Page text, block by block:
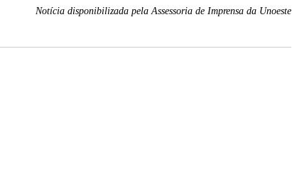
Notícia disponibilizada pela Assessoria de Imprensa da Unoeste